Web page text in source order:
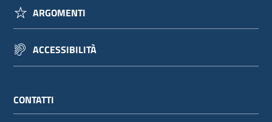
ARGOMENTI
ACCESSIBILITÀ
CONTATTI